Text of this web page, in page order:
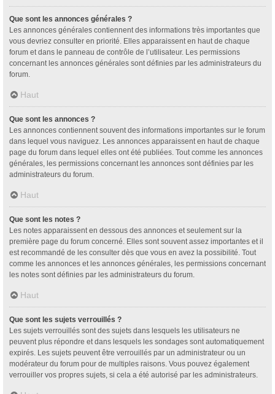
Que sont les annonces générales ?
Les annonces générales contiennent des informations très importantes que
vous devriez consulter en priorité. Elles apparaissent en haut de chaque
forum et dans le panneau de contrôle de l’utilisateur. Les permissions
concernant les annonces générales sont définies par les administrateurs du
forum.
Haut
Que sont les annonces ?
Les annonces contiennent souvent des informations importantes sur le forum
dans lequel vous naviguez. Les annonces apparaissent en haut de chaque
page du forum dans lequel elles ont été publiées. Tout comme les annonces
générales, les permissions concernant les annonces sont définies par les
administrateurs du forum.
Haut
Que sont les notes ?
Les notes apparaissent en dessous des annonces et seulement sur la
première page du forum concerné. Elles sont souvent assez importantes et il
est recommandé de les consulter dès que vous en avez la possibilité. Tout
comme les annonces et les annonces générales, les permissions concernant
les notes sont définies par les administrateurs du forum.
Haut
Que sont les sujets verrouillés ?
Les sujets verrouillés sont des sujets dans lesquels les utilisateurs ne
peuvent plus répondre et dans lesquels les sondages sont automatiquement
expirés. Les sujets peuvent être verrouillés par un administrateur ou un
modérateur du forum pour de multiples raisons. Vous pouvez également
verrouiller vos propres sujets, si cela a été autorisé par les administrateurs.